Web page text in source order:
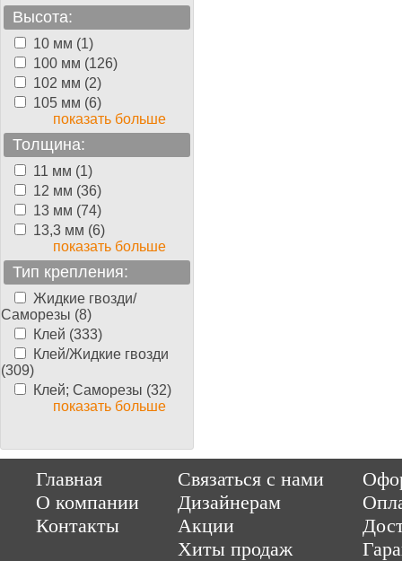
Высота:
10 мм (1)
100 мм (126)
102 мм (2)
105 мм (6)
показать больше
Толщина:
11 мм (1)
12 мм (36)
13 мм (74)
13,3 мм (6)
показать больше
Тип крепления:
Жидкие гвозди/
Саморезы (8)
Клей (333)
Клей/Жидкие гвозди
(309)
Клей; Саморезы (32)
показать больше
Главная
О компании
Контакты
Связаться с нами
Дизайнерам
Акции
Хиты продаж
ItCompany Продвижение сайтов by «ВзлЁт»